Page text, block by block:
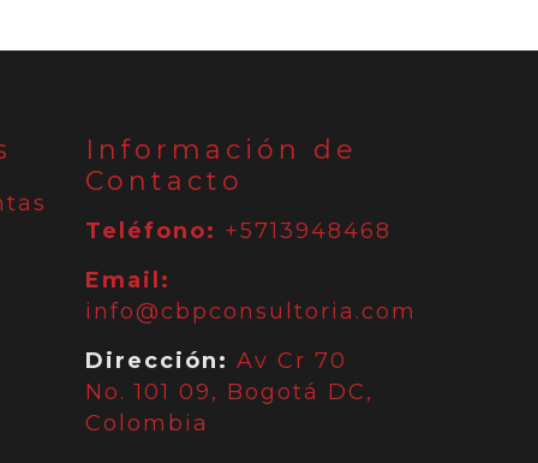
Información de
Contacto
Teléfono: +5713948468
Email:
info@cbpconsultoria.com
Dirección: Av Cr 70
No. 101 09, Bogotá DC,
Colombia